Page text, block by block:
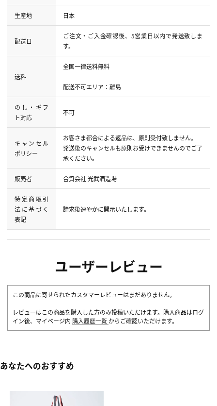
生産地 日本
配送日
ご注文・ご入金確認後、5営業日以内で発送致しま
す。
送料
全国一律送料無料
配送不可エリア：離島
のし・ギフ
ト対応
不可
キャンセル
ポリシー
お客さま都合による返品は、原則受付致しません。
発送後のキャンセルも原則お受けできませんのでご了
承ください。
販売者 合資会社 光武酒造場
特定商取引
法に基づく
表記
請求後速やかに開示いたします。
ユーザーレビュー
この商品に寄せられたカスタマーレビューはまだありません。
レビューはこの商品を購入した方のみ投稿いただけます。購入商品はログ
イン後、マイページ内 購入履歴一覧 からご確認いただけます。
あなたへのおすすめ